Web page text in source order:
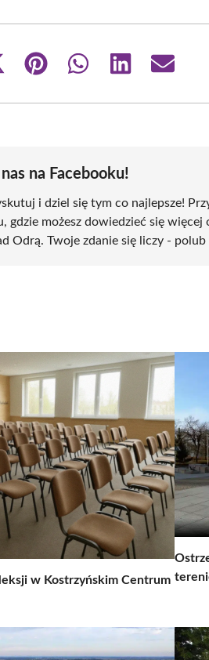
Share
Share
Share
Share
nas na Facebooku!
i dziel się tym co najlepsze!
gdzie możesz dowiedzieć się
Odrą. Twoje zdanie się liczy -
w Kostrzyńskim Centrum